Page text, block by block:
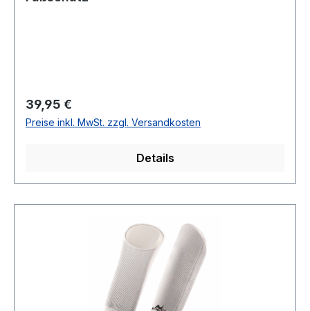
Regulärer Preis:
39,95 €
Preise inkl. MwSt. zzgl. Versandkosten
Details